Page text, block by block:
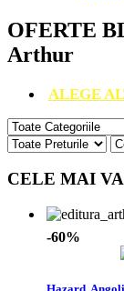
OFERTE
Arthur
ALEGE
CELE MAI
-60%